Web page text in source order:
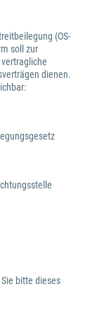
(OS-
soll zur
dienen.
bitte dieses